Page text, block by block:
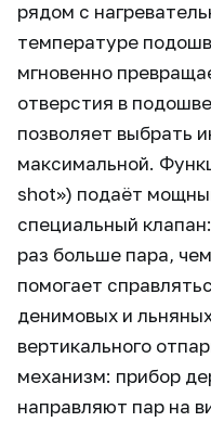
рядом с
температуре
мгновенно
отверстия в
позволяет выбрать
максимальной.
shot») подаёт
специальный
раз больше пара,
помогает
денимовых и
вертикального
механизм: прибор
направляют пар на